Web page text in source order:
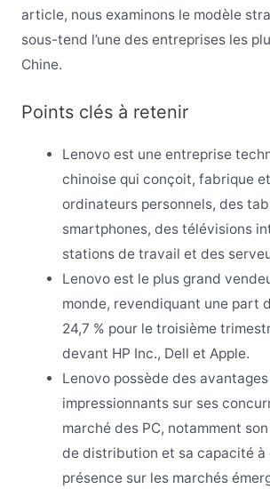
article, nous examinons le modèle
sous-tend l’une des entreprises les
Chine.
Points clés à retenir
Lenovo est une entreprise
chinoise qui conçoit, fabrique
ordinateurs personnels, des
smartphones, des télévisions
stations de travail et des
Lenovo est le plus grand
monde, revendiquant une part
24,7 % pour le troisième
devant HP Inc., Dell et Apple.
Lenovo possède des
impressionnants sur ses
marché des PC, notamment
de distribution et sa capacité à
présence sur les marchés